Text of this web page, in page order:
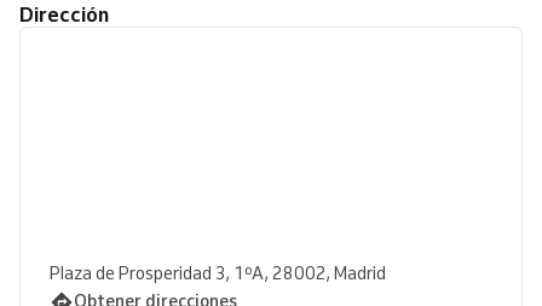
Dirección
Plaza de Prosperidad 3, 1ºA, 28002, Madrid
Obtener direcciones